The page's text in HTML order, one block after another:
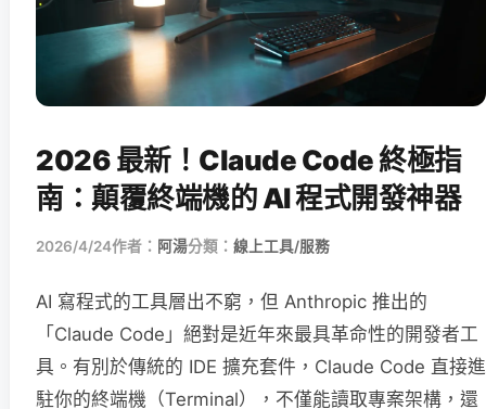
2026 最新！Claude Code 終極指
南：顛覆終端機的 AI 程式開發神器
2026/4/24作者： 阿湯分類： 線上工具/服務
AI 寫程式的工具層出不窮，但 Anthropic 推出的
「Claude Code」絕對是近年來最具革命性的開發者工
具。有別於傳統的 IDE 擴充套件，Claude Code 直接進
駐你的終端機（Terminal），不僅能讀取專案架構，還